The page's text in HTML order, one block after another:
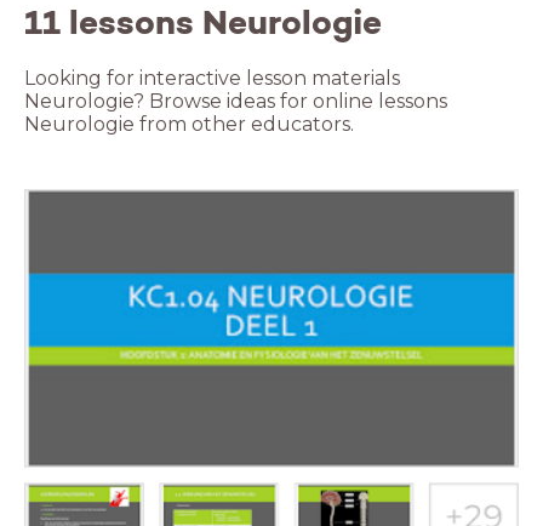
11 lessons Neurologie
Looking for interactive lesson materials
Neurologie? Browse ideas for online lessons
Neurologie from other educators.